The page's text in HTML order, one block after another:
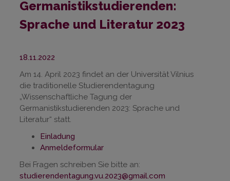
Germanistikstudierenden:
Sprache und Literatur 2023
18.11.2022
Am 14. April 2023 findet an der Universität Vilnius
die traditionelle Studierendentagung
„Wissenschaftliche Tagung der
Germanistikstudierenden 2023: Sprache und
Literatur“ statt.
Einladung
Anmeldeformular
Bei Fragen schreiben Sie bitte an:
studierendentagung.vu.2023@gmail.com